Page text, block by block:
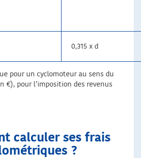
0,315 x d
pour un cyclomoteur au sens du
€), pour l’imposition des revenus
calculer ses frais
?